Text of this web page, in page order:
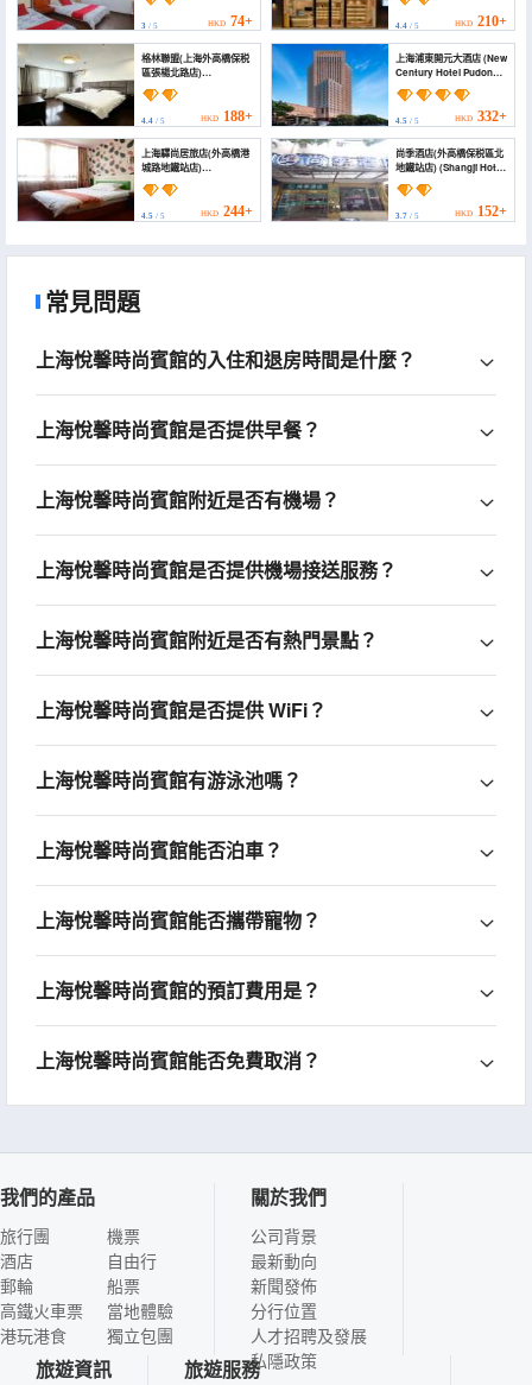
3 / 5 HKD 74+ 4.4/ 5 HKD 210+
格林聯盟(上海外高橋保税
區張楊北路店)
(Greentree Alliance
Hotel (Shanghai
Waigaoqiao Free Trade
Zone North Zhangyang
Road))
4.4 / 5 HKD 188+
上海浦東開元大酒店 (New
Century Hotel Pudong
Shanghai)
4.5/ 5 HKD 332+
上海驛尚居旅店(外高橋港
城路地鐵站店)
(Yishangju Hostel
(Shanghai Huashan
Road))
4.5 / 5 HKD 244+
尚季酒店(外高橋保税區北
地鐵站店) (Shangji Hotel
(Waigaoqiao Bonded
Area North Metro
Station Branch))
3.7/ 5 HKD 152+
常見問題
上海悅馨時尚賓館的入住和退房時間是什麼？
上海悅馨時尚賓館是否提供早餐？
上海悅馨時尚賓館附近是否有機場？
上海悅馨時尚賓館是否提供機場接送服務？
上海悅馨時尚賓館附近是否有熱門景點？
上海悅馨時尚賓館是否提供 WiFi？
上海悅馨時尚賓館有游泳池嗎？
上海悅馨時尚賓館能否泊車？
上海悅馨時尚賓館能否攜帶寵物？
上海悅馨時尚賓館的預訂費用是？
上海悅馨時尚賓館能否免費取消？
我們的產品
旅行團
酒店
郵輪
高鐵火車票
港玩港食
機票
自由行
船票
當地體驗
獨立包團
關於我們
公司背景
最新動向
新聞發佈
分行位置
人才招聘及發展
私隱政策
旅遊資訊 旅遊服務